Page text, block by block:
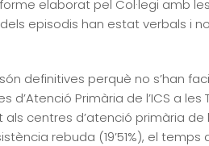
elaborat pel Col·legi amb
episodis han estat verbals i
definitives perquè no s’han
Primària de l’ICS a les
centres d’atenció primària de
rebuda (19’51%), el temps